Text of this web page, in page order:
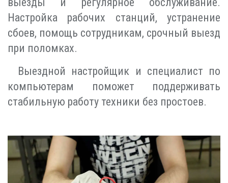
Настройка рабочих станций, устранение
сбоев, помощь сотрудникам, срочный выезд
при поломках.
Выездной настройщик и специалист по
компьютерам поможет поддерживать
стабильную работу техники без простоев.